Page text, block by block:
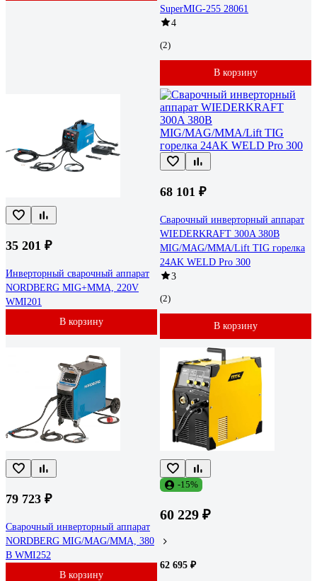
SuperMIG-255 28061
4
(2)
В корзину
35 201 ₽
Инверторный сварочный аппарат
NORDBERG MIG+MMA, 220V
WMI201
В корзину
68 101 ₽
Сварочный инверторный аппарат
WIEDERKRAFT 300A 380В
MIG/MAG/MMA/Lift TIG горелка
24AK WELD Pro 300
3
(2)
В корзину
79 723 ₽
Сварочный инверторный аппарат
NORDBERG MIG/MAG/MMA, 380
В WMI252
В корзину
-15%
60 229 ₽
62 695 ₽